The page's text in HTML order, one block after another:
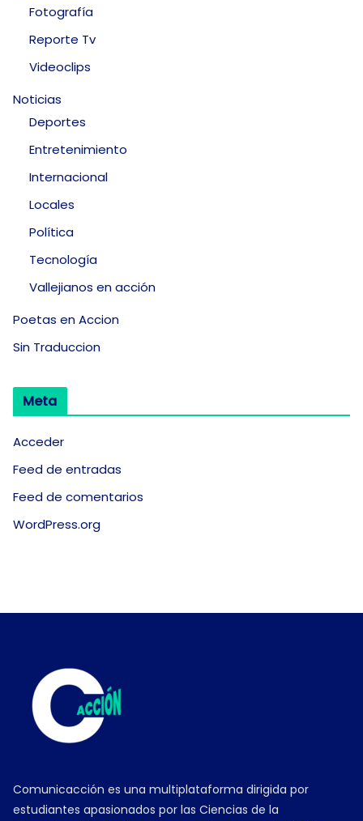
Fotografía
Reporte Tv
Videoclips
Noticias
Deportes
Entretenimiento
Internacional
Locales
Política
Tecnología
Vallejianos en acción
Poetas en Accion
Sin Traduccion
Meta
Acceder
Feed de entradas
Feed de comentarios
WordPress.org
Comunicacción es una multiplataforma dirigida por
estudiantes apasionados por las Ciencias de la